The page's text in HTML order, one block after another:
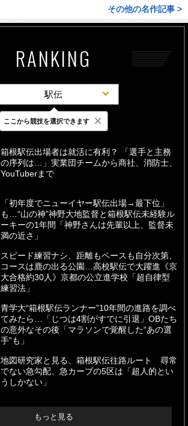
その他の名作記事 >
RANKING
駅伝
最新 24時間 週間
箱根駅伝出場者は就活に有利？ 「選手と主務
の序列は…」実業団チームから商社、消防士、
YouTuberまで
「初年度でニューイヤー駅伝出場→最下位」
も…“山の神”神野大地監督と箱根駅伝未経験ル
ーキーの1年間「神野さんは先輩以上、監督未
満の近さ」
スピード練習ナシ、距離もペースも自分次第、
コースは鹿の出る公園…高校駅伝で大躍進《京
大合格約30人》京都の公立進学校「超自律型
練習法」
青学大“箱根駅伝ランナー”10年間の進路を調べ
てみたら…「じつは4割がすでに引退」OBたち
の意外なその後「マラソンで覚醒した“あの選
手”も」
地図研究家と見る、箱根駅伝往路ルート 尋常
でない急勾配、急カーブの5区は「超人的とい
うしかない」
もっと見る
ここから競技を選択できます ×